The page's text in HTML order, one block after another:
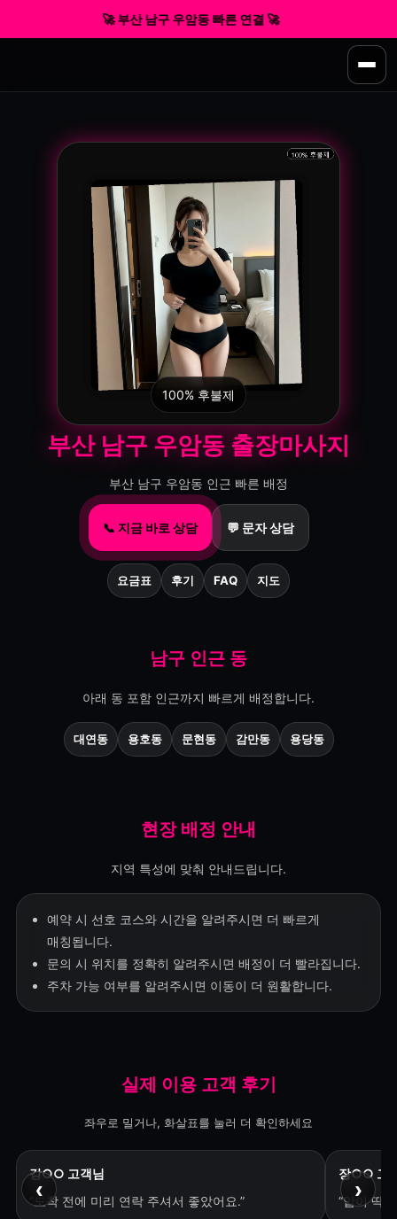
🚀 부산 남구 우암동 빠른 연결 🚀
100% 후불제
부산 남구 우암동 출장마사지
부산 남구 우암동 인근 빠른 배정
📞 지금 바로 상담 💬 문자 상담
요금표 후기 FAQ 지도
남구 인근 동
아래 동 포함 인근까지 빠르게 배정합니다.
대연동 용호동 문현동 감만동 용당동
현장 배정 안내
지역 특성에 맞춰 안내드립니다.
예약 시 선호 코스와 시간을 알려주시면 더 빠르게
매칭됩니다.
문의 시 위치를 정확히 알려주시면 배정이 더 빨라집니다.
주차 가능 여부를 알려주시면 이동이 더 원활합니다.
실제 이용 고객 후기
좌우로 밀거나, 화살표를 눌러 더 확인하세요
‹
강○○ 고객님
“도착 전에 미리 연락 주셔서 좋았어요.”
장○○ 고
“압이 딱
›